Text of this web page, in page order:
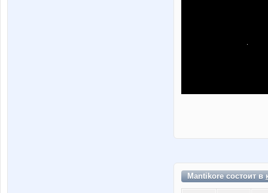
Mantikore состоит в